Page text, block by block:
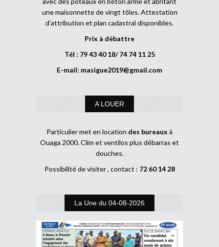
une maisonnette de vingt tôles. Attestation
d’attribution et plan cadastral disponibles.
Prix à débattre
Tél : 79 43 40 18/ 74 74 11 25
E-mail: masigue2019@gmail.com
A LOUER
Particulier met en location des bureaux à
Ouaga 2000. Clim et ventilos plus débarras et
douches.
Possibilité de visiter , contact : 72 60 14 28
La Une du 04-08-2026